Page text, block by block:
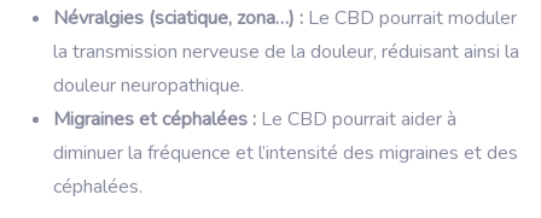
Névralgies (sciatique, zona…) : Le CBD pourrait moduler
la transmission nerveuse de la douleur, réduisant ainsi la
douleur neuropathique.
Migraines et céphalées : Le CBD pourrait aider à
diminuer la fréquence et l’intensité des migraines et des
céphalées.